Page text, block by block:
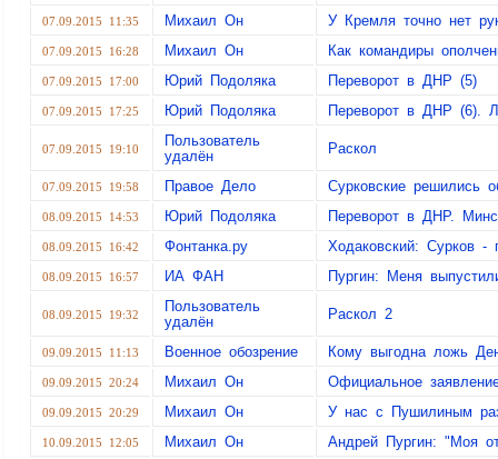
07.09.2015 11:35 Михаил Он У Кремля точно нет
07.09.2015 16:28 Михаил Он Как командиры
07.09.2015 17:00 Юрий Подоляка Переворот в ДНР (5)
07.09.2015 17:25 Юрий Подоляка Переворот в ДНР (6).
07.09.2015 19:10
Пользователь
удалён
Раскол
07.09.2015 19:58 Правое Дело Сурковские решились
08.09.2015 14:53 Юрий Подоляка Переворот в ДНР.
08.09.2015 16:42 Фонтанка.ру Ходаковский: Сурков -
08.09.2015 16:57 ИА ФАН Пургин: Меня
08.09.2015 19:32
Пользователь
удалён
Раскол 2
09.09.2015 11:13 Военное обозрение Кому выгодна ложь
09.09.2015 20:24 Михаил Он Официальное
09.09.2015 20:29 Михаил Он У нас с Пушилиным
10.09.2015 12:05 Михаил Он Андрей Пургин: "Моя